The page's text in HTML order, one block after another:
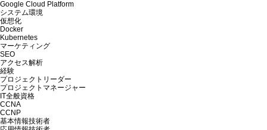
Google Cloud Platform
システム環境
仮想化
Docker
Kubernetes
マーケティング
SEO
アクセス解析
経験
プロジェクトリーダー
プロジェクトマネージャー
IT全般資格
CCNA
CCNP
基本情報技術者